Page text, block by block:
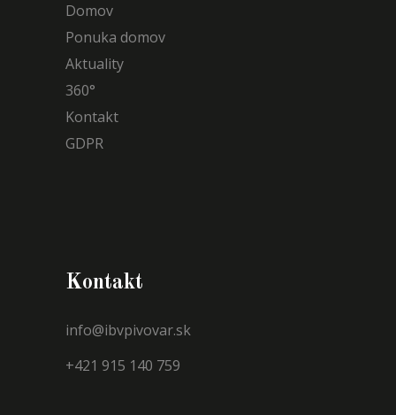
Domov
Ponuka domov
Aktuality
360°
Kontakt
GDPR
Kontakt
info@ibvpivovar.sk
+421 915 140 759